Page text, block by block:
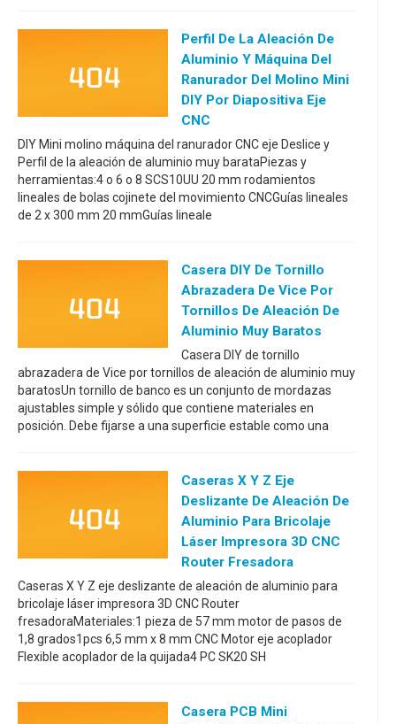
Perfil De La Aleación De
Aluminio Y Máquina Del
Ranurador Del Molino Mini
DIY Por Diapositiva Eje
CNC
DIY Mini molino máquina del ranurador CNC eje Deslice y
Perfil de la aleación de aluminio muy barataPiezas y
herramientas:4 o 6 o 8 SCS10UU 20 mm rodamientos
lineales de bolas cojinete del movimiento CNCGuías lineales
de 2 x 300 mm 20 mmGuías lineale
Casera DIY De Tornillo
Abrazadera De Vice Por
Tornillos De Aleación De
Aluminio Muy Baratos
Casera DIY de tornillo
abrazadera de Vice por tornillos de aleación de aluminio muy
baratosUn tornillo de banco es un conjunto de mordazas
ajustables simple y sólido que contiene materiales en
posición. Debe fijarse a una superficie estable como una
Caseras X Y Z Eje
Deslizante De Aleación De
Aluminio Para Bricolaje
Láser Impresora 3D CNC
Router Fresadora
Caseras X Y Z eje deslizante de aleación de aluminio para
bricolaje láser impresora 3D CNC Router
fresadoraMateriales:1 pieza de 57 mm motor de pasos de
1,8 grados1pcs 6,5 mm x 8 mm CNC Motor eje acoplador
Flexible acoplador de la quijada4 PC SK20 SH
Casera PCB Mini